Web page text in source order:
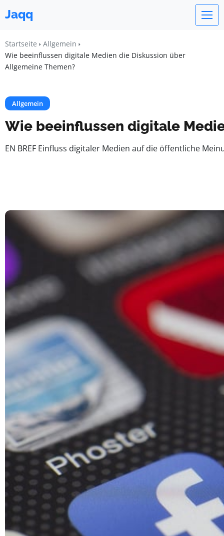
Jaqq
Startseite
Allgemein
Wie beeinflussen digitale Medien die Diskussion über
Allgemeine Themen?
Allgemein
Wie beeinflussen digitale
EN BREF Einfluss digitaler Medien auf die öffentliche